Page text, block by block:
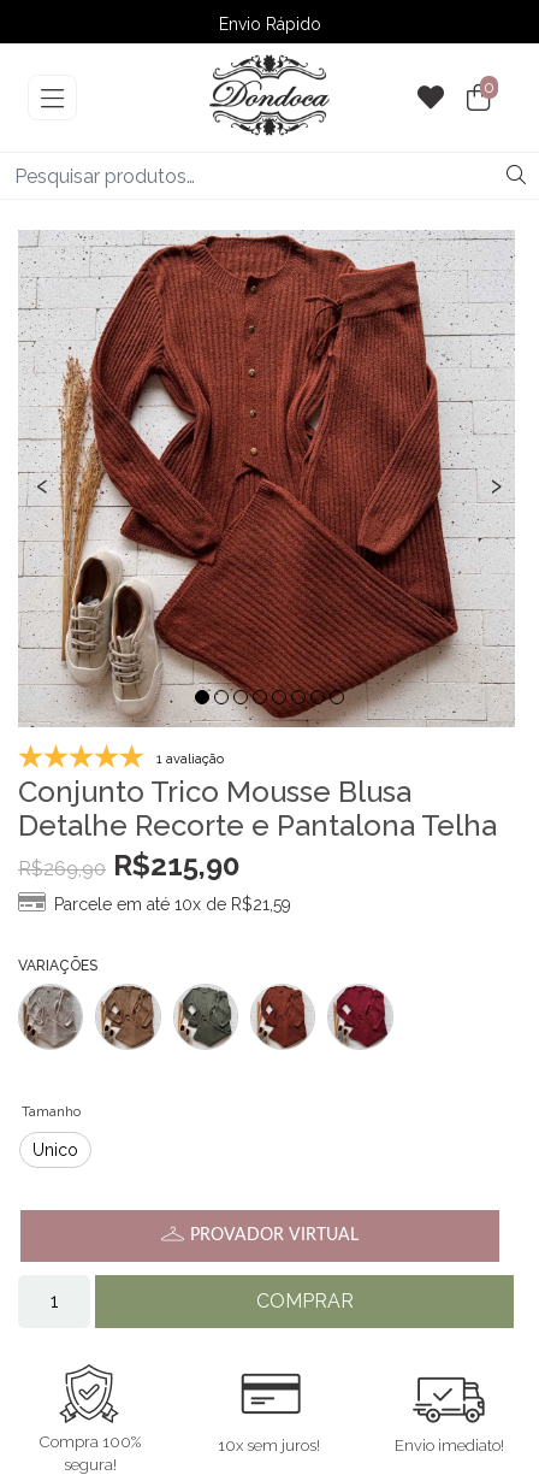
Envio Rápido
➚ Ofertas– Até 60% OFF
0
‹ ›
1 avaliação
Conjunto Trico Mousse Blusa
Detalhe Recorte e Pantalona Telha
R$269,90 R$215,90
Parcele em até 10x de R$21,59
VARIAÇÕES
Tamanho
Único
PROVADOR VIRTUAL
COMPRAR
Compra 100%
segura!
10x sem juros! Envio imediato!